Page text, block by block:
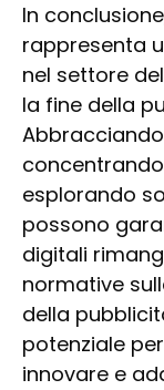
In
rappresenta
nel settore
la fine della
esplorando
possono
digitali
normative
della
potenziale
innovare e